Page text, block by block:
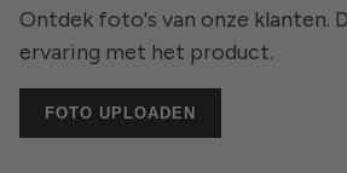
Ontdek foto's van onze klanten.
ervaring met het product.
FOTO UPLOADEN